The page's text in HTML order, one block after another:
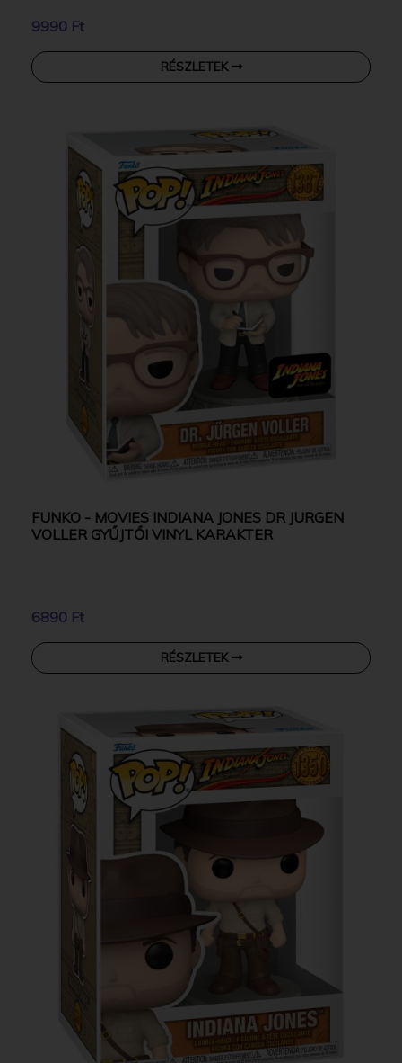
9990 Ft
RÉSZLETEK
FUNKO - MOVIES INDIANA JONES DR JURGEN
VOLLER GYŰJTŐI VINYL KARAKTER
6890 Ft
RÉSZLETEK